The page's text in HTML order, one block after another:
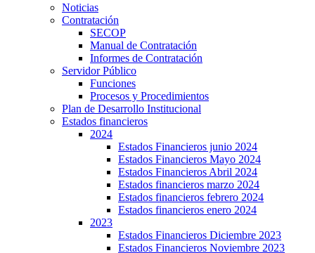
Noticias
Contratación
SECOP
Manual de Contratación
Informes de Contratación
Servidor Público
Funciones
Procesos y Procedimientos
Plan de Desarrollo Institucional
Estados financieros
2024
Estados Financieros junio 2024
Estados Financieros Mayo 2024
Estados Financieros Abril 2024
Estados financieros marzo 2024
Estados financieros febrero 2024
Estados financieros enero 2024
2023
Estados Financieros Diciembre 2023
Estados Financieros Noviembre 2023